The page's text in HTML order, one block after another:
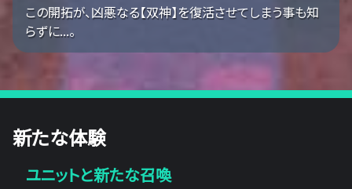
この開拓が、凶悪なる【双神】を復活させてしまう事も知
らずに...。
新たな体験
ユニットと新たな召喚